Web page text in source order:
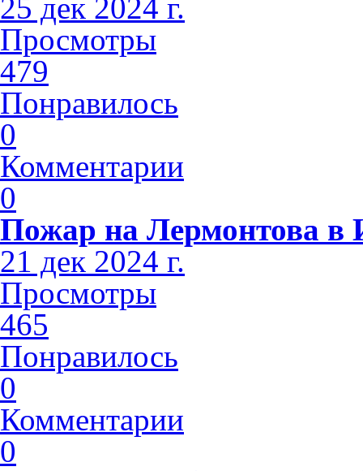
25 дек 2024 г.
Просмотры
479
Понравилось
0
Комментарии
0
Пожар на Лермонтова в
21 дек 2024 г.
Просмотры
465
Понравилось
0
Комментарии
0